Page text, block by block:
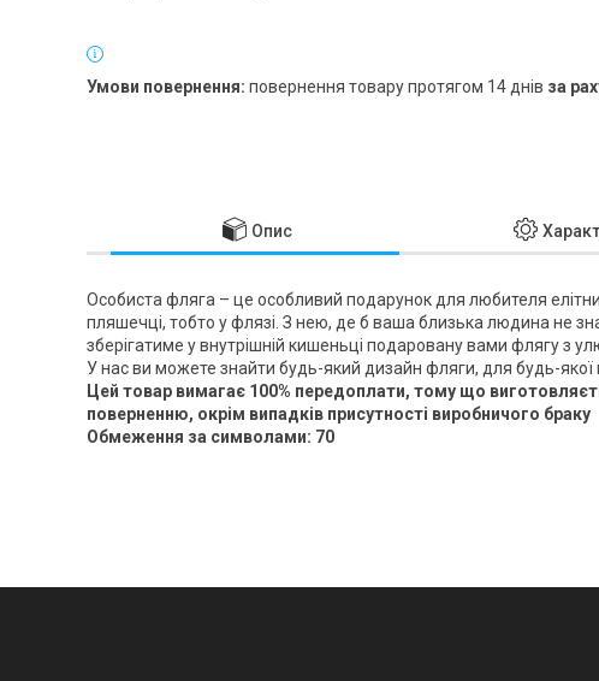
повернення товару протягом 14 днів за
Опис
Особиста фляга – це особливий подарунок для любителя
пляшечці, тобто у флязі. З нею, де б ваша близька людина не
зберігатиме у внутрішній кишеньці подаровану вами флягу з
У нас ви можете знайти будь-який дизайн фляги, для будь-
Цей товар вимагає 100% передоплати, тому що
поверненню, окрім випадків присутності виробничого браку
Обмеження за символами: 70